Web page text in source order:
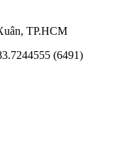
TP.HCM
(6491)